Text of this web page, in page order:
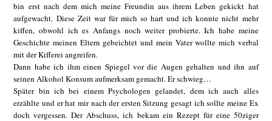
bin erst nach dem mich meine Freundin aus ihrem Leben gekickt hat
aufgewacht. Diese Zeit war für mich so hart und ich konnte nicht mehr
kiffen, obwohl ich es Anfangs noch weiter probierte. Ich habe meine
Geschichte meinen Eltern gebeichtet und mein Vater wollte mich verbal
mit der Kifferei angreifen.
Dann habe ich ihm einen Spiegel vor die Augen gehalten und ihn auf
seinen Alkohol Konsum aufmerksam gemacht. Er schwieg…
Später bin ich bei einem Psychologen gelandet, dem ich auch alles
erzählte und er hat mir nach der ersten Sitzung gesagt ich sollte meine Ex
doch vergessen. Der Abschuss, ich bekam ein Rezept für eine 50ziger